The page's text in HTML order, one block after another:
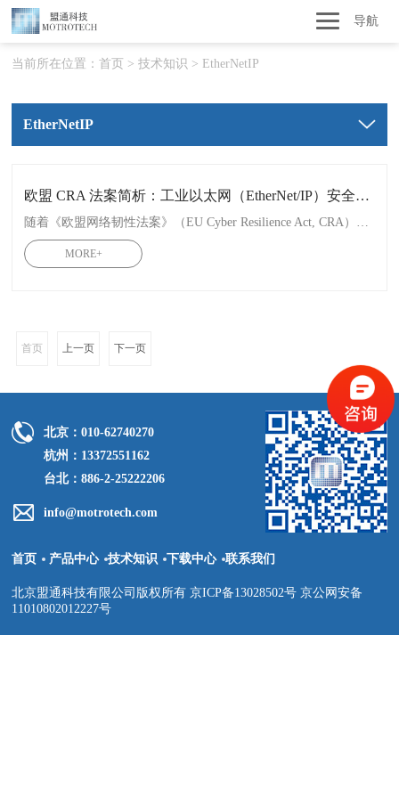
导航
当前所在位置：首页 >技术知识 > EtherNetIP
EtherNetIP
欧盟 CRA 法案简析：工业以太网（EtherNet/IP）安全准入进入倒计时
随着《欧盟网络韧性法案》（EU Cyber Resilience Act, CRA）的颁布，全球工业自动化领域正面临一场前所未有的“合规风暴”。自 2027 年 12 月起，所有进入欧盟市场的联网产品（包含各类工业控制器、传感器、执行器）都必须强制符合网络安全标准。本文将从第三方视角解析 CRA 对 EtherNet/IP 工业通讯领域的技术要求与深远影响。
MORE+
首页 上一页 下一页
北京：010-62740270
杭州：13372551162
台北：886-2-25222206
info@motrotech.com
首页 产品中心 技术知识 下载中心 联系我们
北京盟通科技有限公司版权所有 京ICP备13028502号 京公网安备
11010802012227号